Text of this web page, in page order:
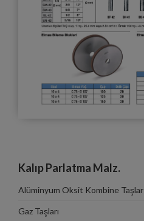
Kalıp Parlatma Malz.
Alüminyum Oksit Kombine Taşlar
Gaz Taşları